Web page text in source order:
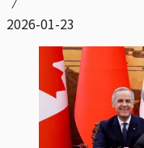
2026-01-23